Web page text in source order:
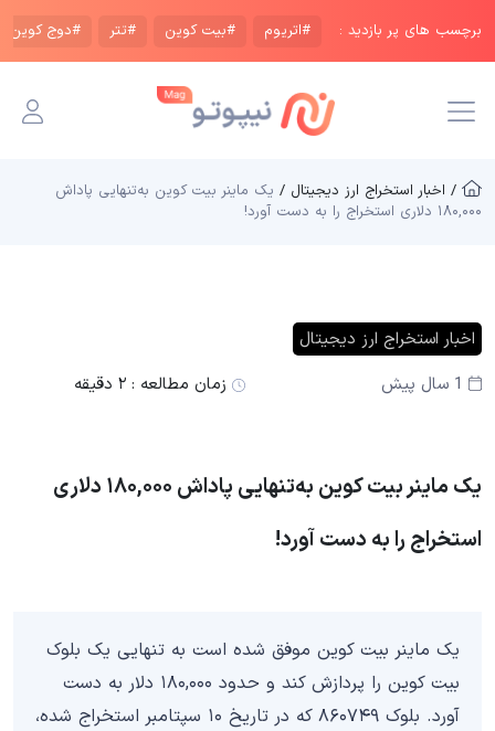
برچسب های پر بازدید : #اتریوم #بیت کوین #تتر #دوج کوین
/ اخبار استخراج ارز دیجیتال / یک ماینر بیت‌ کوین به‌تنهایی پاداش
۱۸۰,۰۰۰ دلاری استخراج را به دست آورد!
اخبار استخراج ارز دیجیتال
1 سال پیش
زمان مطالعه : ۲ دقیقه
یک ماینر بیت‌ کوین به‌تنهایی پاداش ۱۸۰,۰۰۰ دلاری
استخراج را به دست آورد!
یک ماینر بیت‌ کوین موفق شده است به‌ تنهایی یک بلوک
بیت کوین را پردازش کند و حدود ۱۸۰,۰۰۰ دلار به دست
آورد. بلوک ۸۶۰۷۴۹ که در تاریخ ۱۰ سپتامبر استخراج شده،